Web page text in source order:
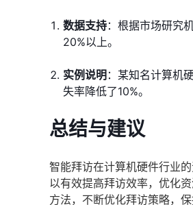
数据支持：根据市场研究
20%以上。
实例说明 ：某知名计算机
失率降低了10%。
总结与建议
智能拜访在计算机硬件行业
以有效提高拜访效率，优化
方法，不断优化拜访策略，保